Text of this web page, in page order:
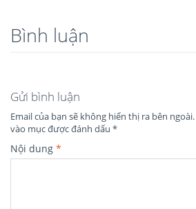
Bình luận
Gửi bình luận
Email của bạn sẽ không hiển thị ra bên ngoài.
vào mục được đánh dấu *
Nội dung *